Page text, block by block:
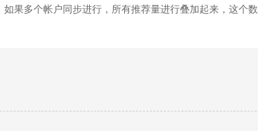
果多个帐户同步进行，所有推荐量进行叠加起来，这个